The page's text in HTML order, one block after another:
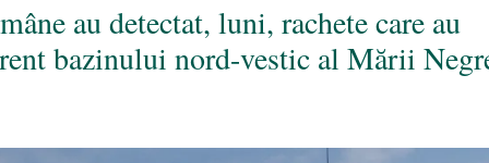
au detectat, luni, rachete care au
bazinului nord-vestic al Mării